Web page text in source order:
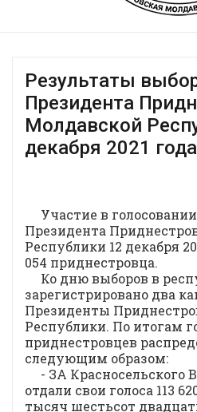
Результаты
Президента
Молдавской
декабря 2021 года
Участие в
Президента
Республики 12 декабря
054 приднестровца.
Ко дню выборов в
зарегистрировано два
Президенты
Республики. По итогам
приднестровцев
следующим образом:
- ЗА Красносельского
отдали свои голоса 113
тысяч шестьсот